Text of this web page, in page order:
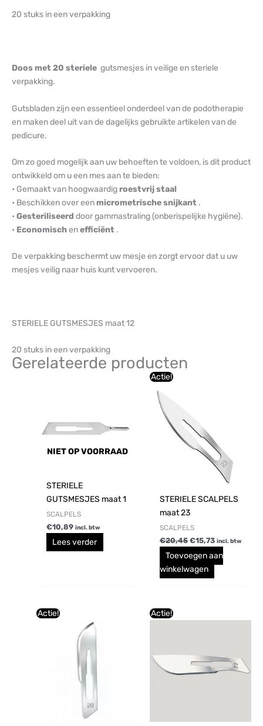
20 stuks in een verpakking
Doos met 20 steriele gutsmesjes in veilige en steriele
verpakking.
Gutsbladen zijn een essentieel onderdeel van de podotherapie
en maken deel uit van de dagelijks gebruikte artikelen van de
pedicure.
Om zo goed mogelijk aan uw behoeften te voldoen, is dit product
ontwikkeld om u een mes aan te bieden:
• Gemaakt van hoogwaardigroestvrij staal
• Beschikken over eenmicrometrische snijkant .
• Gesteriliseerd door gammastraling (onberispelijke hygiëne).
• Economischenefficiënt .
De verpakking beschermt uw mesje en zorgt ervoor dat u uw
mesjes veilig naar huis kunt vervoeren.
STERIELE GUTSMESJES maat 12
20 stuks in een verpakking
Gerelateerde producten
NIET OP VOORRAAD
STERIELE
GUTSMESJES maat 1
SCALPELS
€10,89 incl. btw
Lees verder
Actie!
STERIELE SCALPELS
maat 23
SCALPELS
€20,45 €15,73 incl. btw
Toevoegen aan
winkelwagen
Actie!
was:
€20,45.
Actie!
prijs
prijs